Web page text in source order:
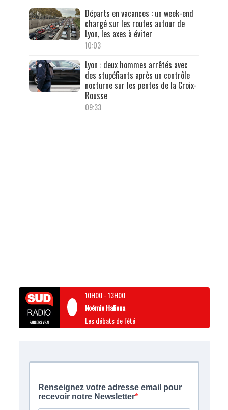
Départs en vacances : un week-end
chargé sur les routes autour de
Lyon, les axes à éviter
10:03
Lyon : deux hommes arrêtés avec
des stupéfiants après un contrôle
nocturne sur les pentes de la Croix-
Rousse
09:33
10H00-13H00
Noémie Halioua
Les débats de l'été